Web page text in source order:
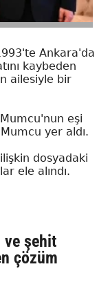
Ankara'da
kaybeden
ailesiyle bir
eşi
yer aldı.
dosyadaki
ele alındı.
ve şehit
çözüm